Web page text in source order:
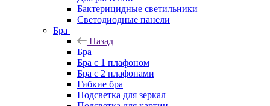
Бактерицидные светильники
Светодиодные панели
Бра
Назад
Бра
Бра с 1 плафоном
Бра с 2 плафонами
Гибкие бра
Подсветка для зеркал